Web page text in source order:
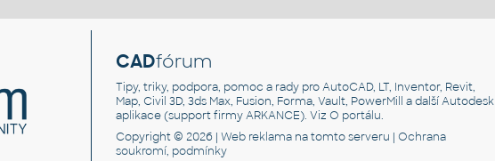
CADfórum
Tipy, triky, podpora, pomoc a rady pro AutoCAD, LT, Inventor, Revit,
Map, Civil 3D, 3ds Max, Fusion, Forma, Vault, PowerMill a další Autodesk
aplikace (support firmy ARKANCE). VizO portálu.
Copyright © 2026 |Web reklama na tomto serveru |Ochrana
soukromí, podmínky